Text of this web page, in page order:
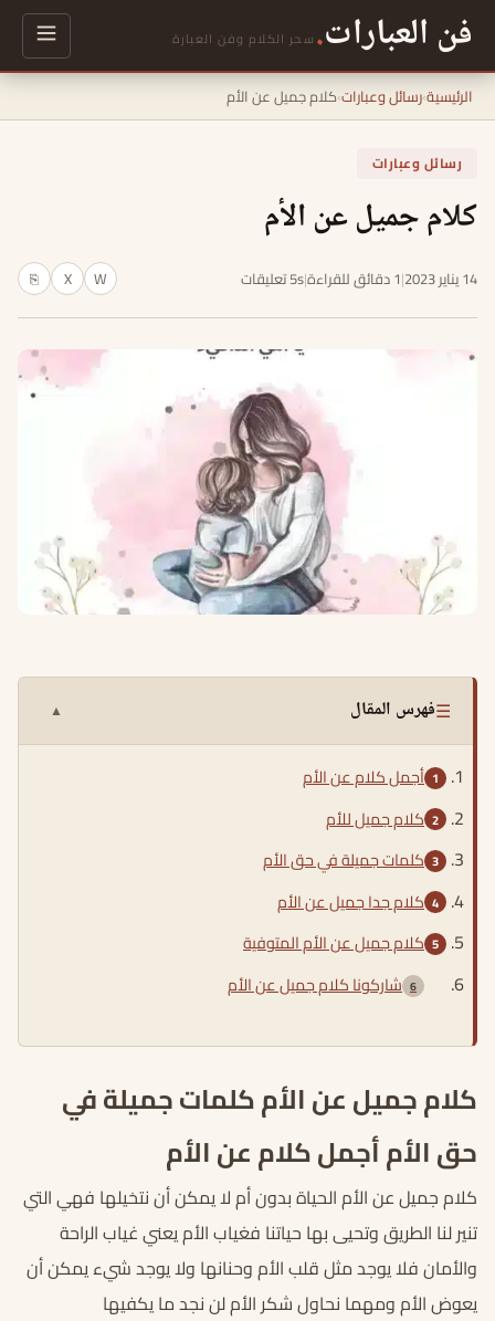
فن العبارات. سحر الكلام وفن العبارة
الرئيسية›رسائل وعبارات›كلام جميل عن الأم
رسائل وعبارات
كلام جميل عن الأم
14 يناير 2023 |1 دقائق للقراءة |5s تعليقات W
X
⎘
☰فهرس المقال ▲
أجمل كلام عن الأم
كلام جميل للأم
كلمات جميلة في حق الأم
كلام جدا جميل عن الأم
كلام جميل عن الأم المتوفية
شاركونا كلام جميل عن الأم
كلام جميل عن الأم كلمات جميلة في
حق الأم أجمل كلام عن الأم
كلام جميل عن الأم الحياة بدون أم لا يمكن أن نتخيلها فهي التي
تنير لنا الطريق وتحيى بها حياتنا فغياب الأم يعني غياب الراحة
والأمان فلا يوجد مثل قلب الأم وحنانها ولا يوجد شيء يمكن أن
يعوض الأم ومهما نحاول شكر الأم لن نجد ما يكفيها